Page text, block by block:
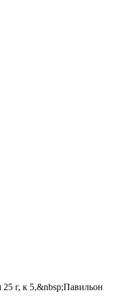
г, к 5,&nbsp;Павильон